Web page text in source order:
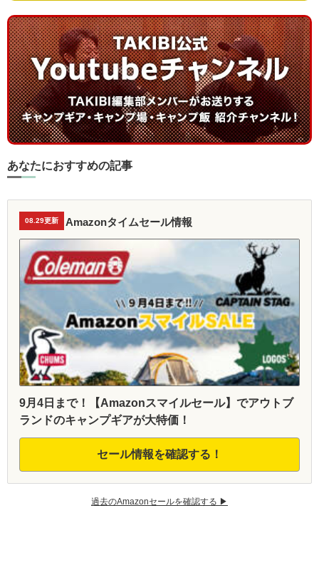
あなたにおすすめの記事
08.29更新 Amazonタイムセール情報
9月4日まで！【Amazonスマイルセール】でアウトブ
ランドのキャンプギアが大特価！
セール情報を確認する！
過去のAmazonセールを確認する ▶︎